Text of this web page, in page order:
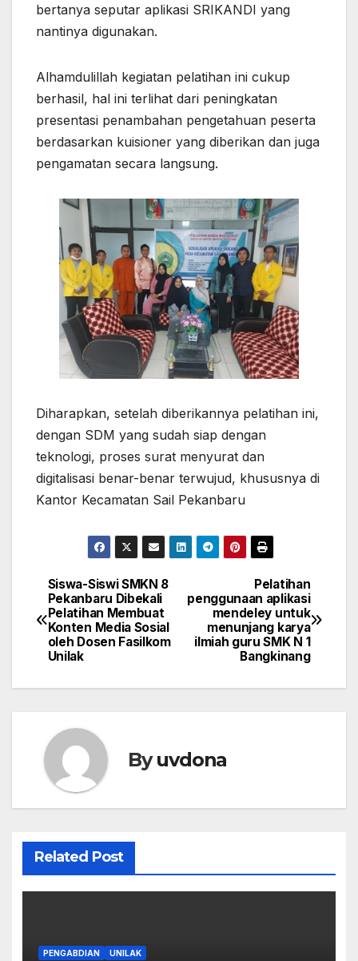
bertanya seputar aplikasi SRIKANDI yang
nantinya digunakan.
Alhamdulillah kegiatan pelatihan ini cukup
berhasil, hal ini terlihat dari peningkatan
presentasi penambahan pengetahuan peserta
berdasarkan kuisioner yang diberikan dan juga
pengamatan secara langsung.
Diharapkan, setelah diberikannya pelatihan ini,
dengan SDM yang sudah siap dengan
teknologi, proses surat menyurat dan
digitalisasi benar-benar terwujud, khususnya di
Kantor Kecamatan Sail Pekanbaru
Post
navigation
Pelatihan
penggunaan aplikasi
mendeley untuk
menunjang karya
ilmiah guru SMK N 1
Bangkinang
Siswa-Siswi SMKN 8
Pekanbaru Dibekali
Pelatihan Membuat
Konten Media Sosial
oleh Dosen Fasilkom
Unilak
Byuvdona
Related Post
PENGABDIAN UNILAK